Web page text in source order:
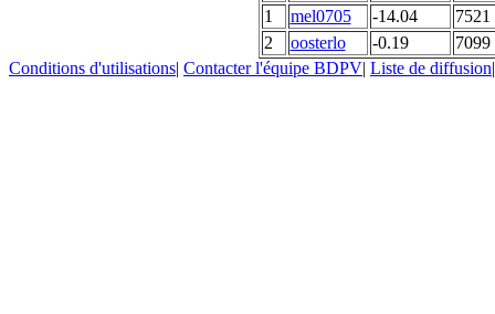
1
mel0705 -14.04
7521
2
oosterlo -0.19
7099
Conditions d'utilisations| Contacter l'équipe BDPV| Liste de diffusion